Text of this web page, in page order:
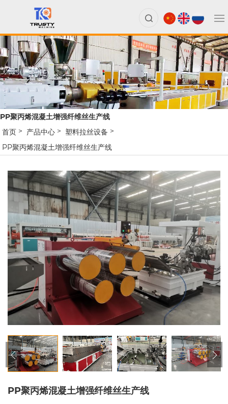
PP聚丙烯混凝土增强纤维丝生产线
首页
产品中心
塑料拉丝设备
PP聚丙烯混凝土增强纤维丝生产线
PP聚丙烯混凝土增强纤维丝生产线